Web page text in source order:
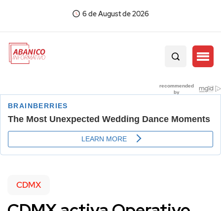
6 de August de 2026
CDMX